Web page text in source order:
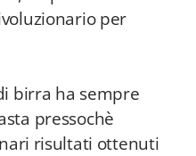
per
birra ha sempre
pressochè
risultati ottenuti